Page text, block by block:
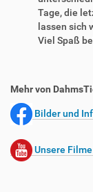
Tage, die
lassen sich
Viel Spaß
Mehr von
Bilder und
Unsere